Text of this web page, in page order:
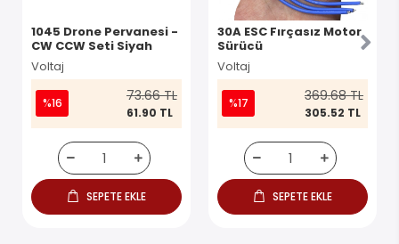
1045 Drone Pervanesi -
CW CCW Seti Siyah
Voltaj
%16 73.66 TL
61.90 TL
SEPETE EKLE
30A ESC Fırçasız Motor
Sürücü
Voltaj
%17 369.68 TL
305.52 TL
SEPETE EKLE